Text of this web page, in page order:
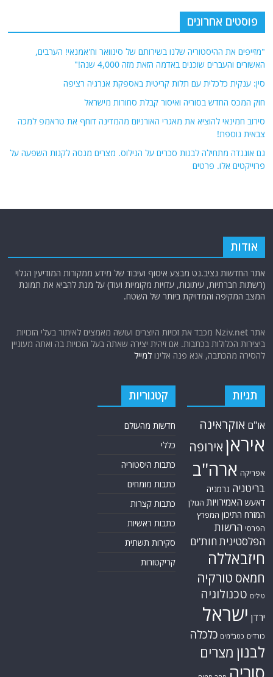
פוסטים אחרונים
"מזייפים את ההיסטוריה שלנו בשירותם של סינוואר וח'אמנאי! הערבים,
האשורים והעברים שוכנים באדמה הזאת מזה 4,000 שנה!"
סין: ענקית כלכלית עם תלות קריטית באספקת אנרגיה רציפה
חוק המכס החדש בסוריה ואיסור קבלת סחורות מישראל
סירוב חמינאי להוציא את מאגרי האורניום מהמדינה דוחף את טראמפ למכה
צבאית נוספת!
גם אוגנדה מתחילה לבנות סכרים על הנילוס. מצרים מנסה לקנות השפעה על
פרוייקטים אלו. פרטים
אודות
אתר החדשות נציב.נט מבצע איסוף ועיבוד של מידע ממקורות המודיעין הגלוי
(רשתות חברתיות, עיתונות, עדויות מקומיות ועוד) על מנת להביא את תמונת
המצב המקיפה והמדויקת ביותר של השטח.
אתר Nziv.net מכבד את זכויות היוצרים ועושה מאמצים לאיתור בעלי הזכויות
ביצירות הכלולות בכתבות. אם זיהית יצירה שאתה בעל הזכויות בה ואתה מעוניין
להסירה מהכתבה, אנא פנה אלינולמייל
תגיות
או"ם אוקראינה
איראן אירופה
אפריקה ארה"ב
בריטניה גרמניה
דאעש האמירויות הגולן
המזרח התיכון המפרץ
הפרסי הרשות
הפלסטיניתחות'ים
חיזבאללה
חמאס טורקיה
טילים טכנולוגיה
ירדן ישראל
כורדים כטב"מים כלכלה
לבנון מצרים
קטגוריות
חדשות מהעולם
כללי
כתבות היסטוריה
כתבות מומחים
כתבות קצרות
כתבות ראשיות
סקירות תשתית
קריקטורות